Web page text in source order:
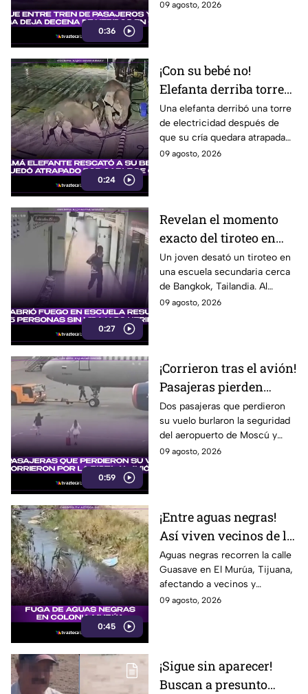
0:36
dejó entre 20 y 25 heridos,
09 agosto, 2026
0:24
¡Con su bebé no!
Elefanta derriba torre
eléctrica para rescatar
a su cría
Una elefanta derribó una torre
de electricidad después de
que su cría quedara atrapada
entre los cables, en un intento
09 agosto, 2026
0:27
Revelan el momento
exacto del tiroteo en
secundaria que dejó al
menos 8 muertos y 30
heridos
Un joven desató un tiroteo en
una escuela secundaria cerca
de Bangkok, Tailandia. Al
menos ocho personas
09 agosto, 2026
0:59
¡Corrieron tras el avión!
Pasajeras pierden
vuelo y entran a la
pista para intentar
alcanzarlo
Dos pasajeras que perdieron
su vuelo burlaron la seguridad
del aeropuerto de Moscú y
corrieron hacia la pista para
09 agosto, 2026
0:45
¡Entre aguas negras!
Así viven vecinos de la
calle Guasave en la
colonia El Murúa
Aguas negras recorren la calle
Guasave en El Murúa, Tijuana,
afectando a vecinos y
comerciantes ambulantes y
09 agosto, 2026
¡Sigue sin aparecer!
Buscan a presunto